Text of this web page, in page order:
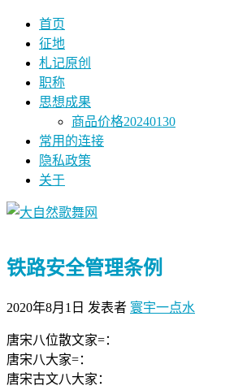
首页
征地
札记原创
职称
思想成果
商品价格20240130
常用的连接
隐私政策
关于
铁路安全管理条例
2020年8月1日 发表者 寰宇一点水
唐宋八位散文家=：
唐宋八大家=：
唐宋古文八大家：